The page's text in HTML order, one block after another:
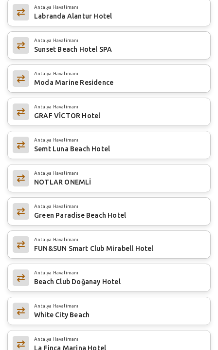
Antalya Havalimanı
Labranda Alantur Hotel
Antalya Havalimanı
Sunset Beach Hotel SPA
Antalya Havalimanı
Moda Marine Residence
Antalya Havalimanı
GRAF VİCTOR Hotel
Antalya Havalimanı
Semt Luna Beach Hotel
Antalya Havalimanı
NOTLAR ONEMLİ
Antalya Havalimanı
Green Paradise Beach Hotel
Antalya Havalimanı
FUN&SUN Smart Club Mirabell Hotel
Antalya Havalimanı
Beach Club Doğanay Hotel
Antalya Havalimanı
White City Beach
Antalya Havalimanı
La Finca Marina Hotel